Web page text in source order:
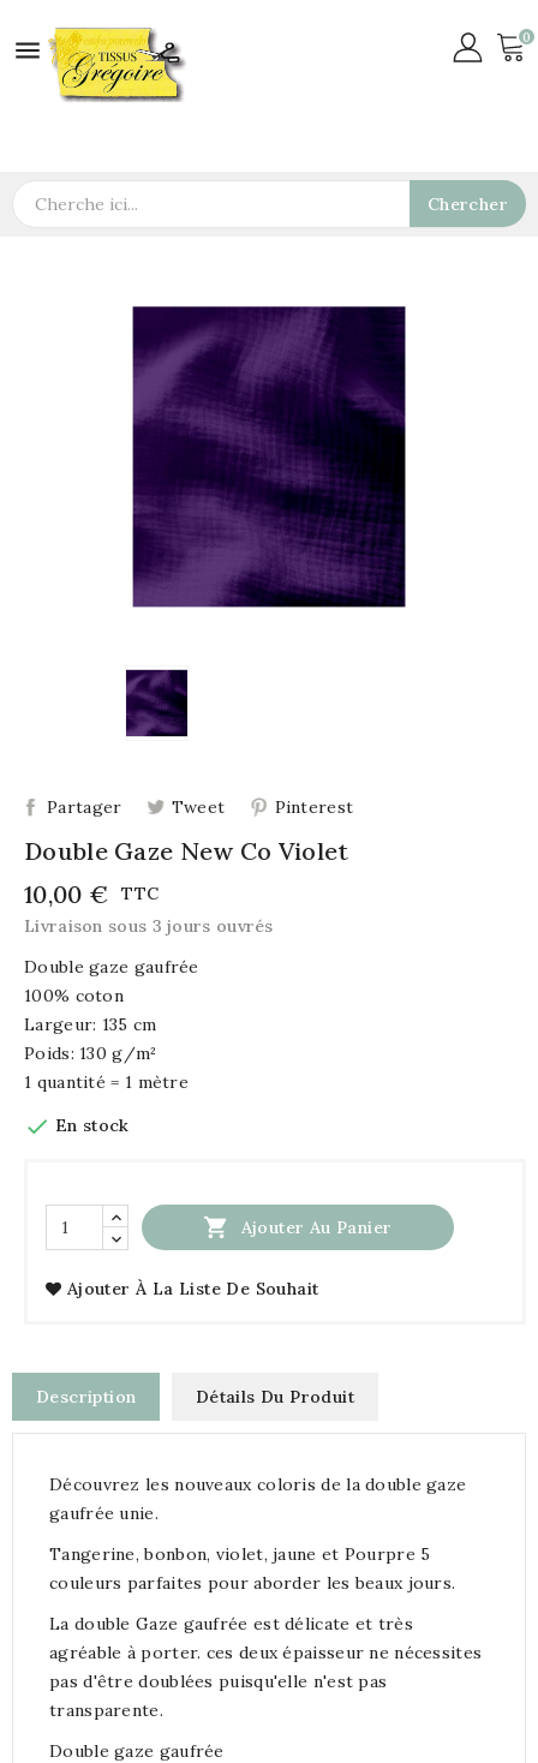
 0
Chercher
Partager Tweet Pinterest
Double Gaze New Co Violet
10,00 €
TTC
Livraison sous 3 jours ouvrés
Double gaze gaufrée
100% coton
Largeur: 135 cm
Poids: 130 g/m²
1 quantité = 1 mètre
 En stock
 Ajouter Au Panier
Ajouter À La Liste De Souhait
Description Détails Du Produit
Découvrez les nouveaux coloris de la double gaze
gaufrée unie.
Tangerine, bonbon, violet, jaune et Pourpre 5
couleurs parfaites pour aborder les beaux jours.
La double Gaze gaufrée est délicate et très
agréable à porter. ces deux épaisseur ne nécessites
pas d'être doublées puisqu'elle n'est pas
transparente.
Double gaze gaufrée